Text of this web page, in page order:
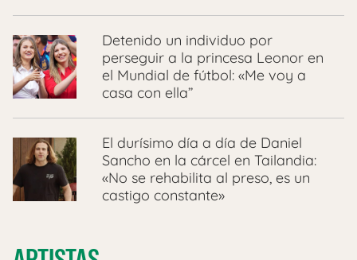
Detenido un individuo por
perseguir a la princesa Leonor en
el Mundial de fútbol: «Me voy a
casa con ella”
El durísimo día a día de Daniel
Sancho en la cárcel en Tailandia:
«No se rehabilita al preso, es un
castigo constante»